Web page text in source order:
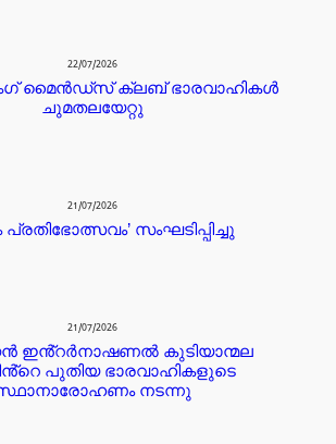
22/07/2026
മൈൻഡ്സ് ക്ലബ് ഭാരവാഹികൾ
ചുമതലയേറ്റു
21/07/2026
പ്രതിഭോത്സവം’ സംഘടിപ്പിച്ചു
21/07/2026
ഇൻ്റർനാഷണൽ കുടിയാന്മല
പുതിയ ഭാരവാഹികളുടെ
നടന്നു